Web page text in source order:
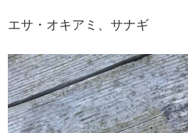
エサ・オキアミ、サナギ